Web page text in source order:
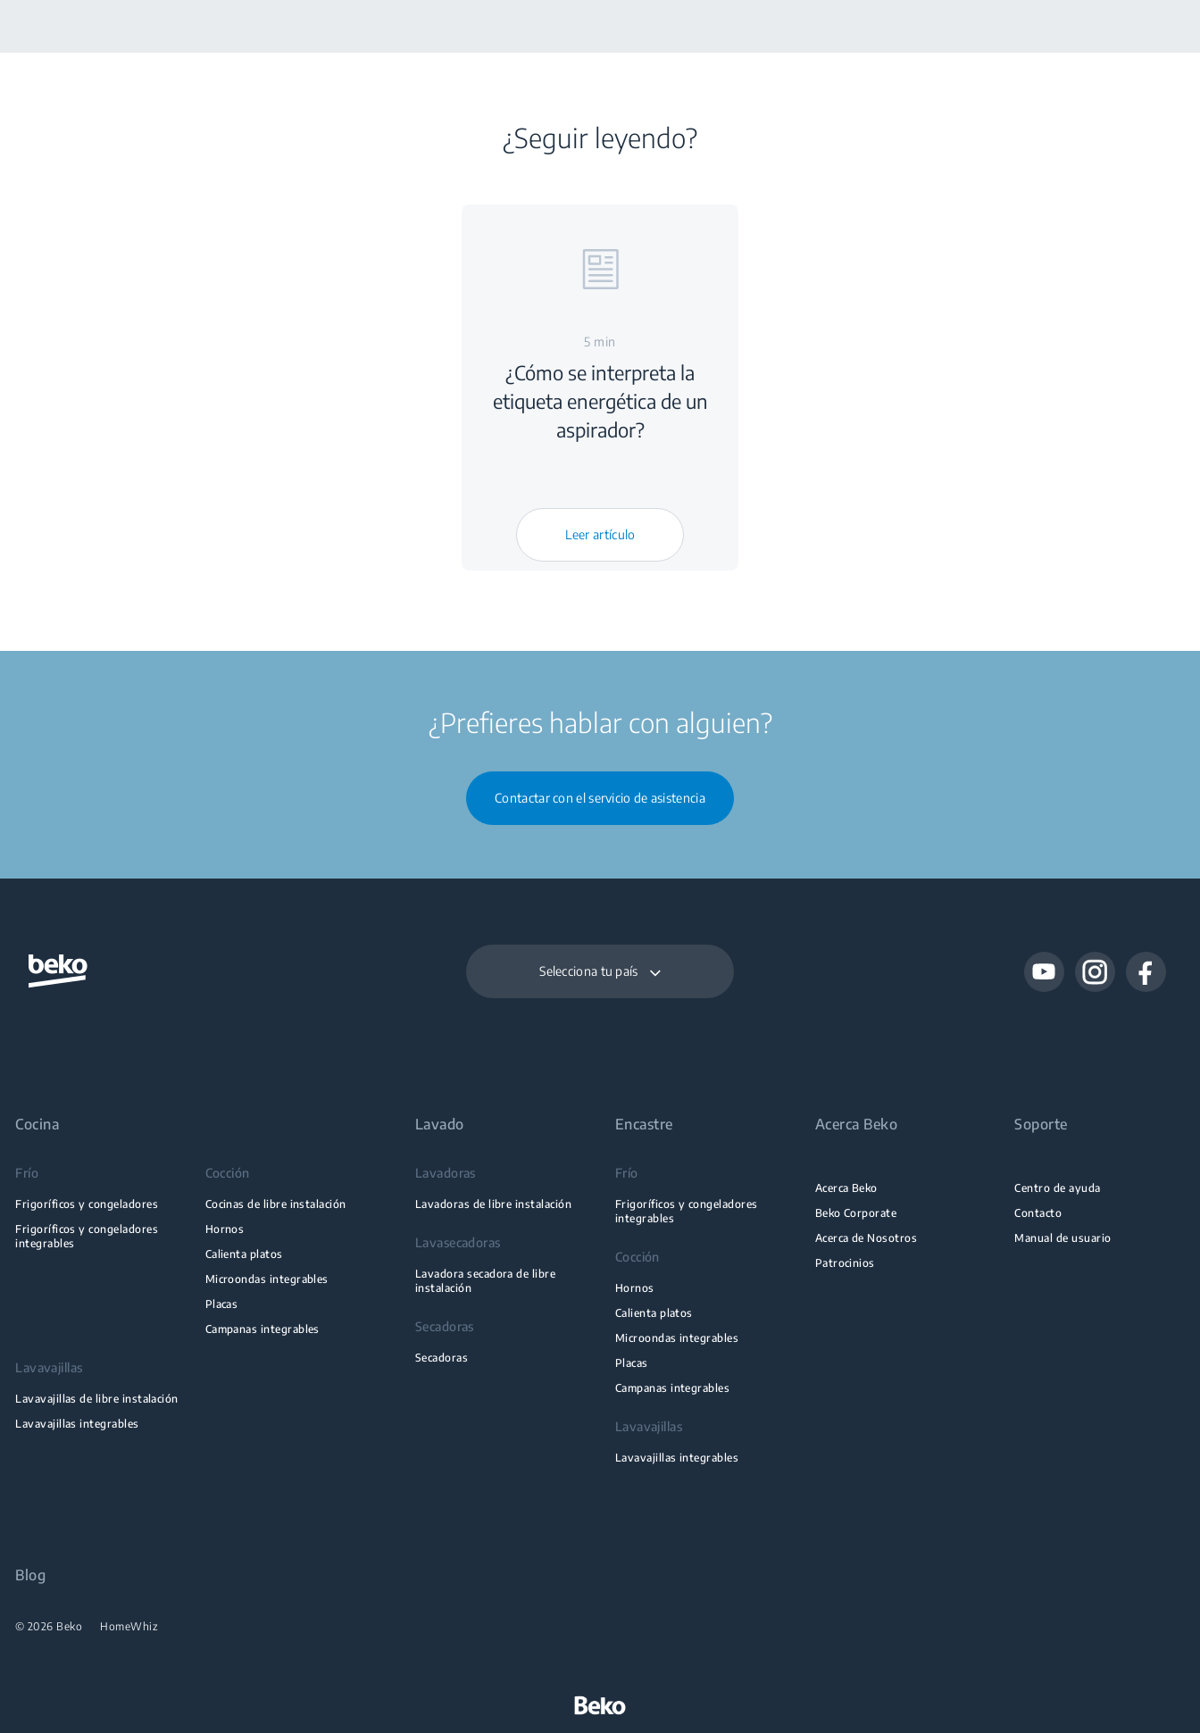
¿Seguir leyendo?
5 min
¿Cómo se interpreta la
etiqueta energética de un
aspirador?
Leer artículo
¿Prefieres hablar con alguien?
Contactar con el servicio de asistencia
Selecciona tu país
Cocina
Frío
Frigoríficos y congeladores
Frigoríficos y congeladores
integrables
Cocción
Cocinas de libre instalación
Hornos
Calienta platos
Microondas integrables
Placas
Campanas integrables
Lavavajillas
Lavavajillas de libre instalación
Lavavajillas integrables
Lavado
Lavadoras
Lavadoras de libre instalación
Lavasecadoras
Lavadora secadora de libre
instalación
Secadoras
Secadoras
Encastre
Frío
Frigoríficos y congeladores
integrables
Cocción
Hornos
Calienta platos
Microondas integrables
Placas
Campanas integrables
Lavavajillas
Lavavajillas integrables
Acerca Beko
Acerca Beko
Beko Corporate
Acerca de Nosotros
Patrocinios
Soporte
Centro de ayuda
Contacto
Manual de usuario
Blog
© 2026 Beko HomeWhiz